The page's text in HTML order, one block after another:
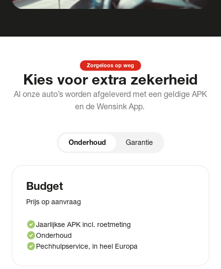
Zorgeloos op weg
Kies voor extra zekerheid
Al onze auto’s worden afgeleverd met een geldige APK
en de Wensink App.
Onderhoud Garantie
Budget
Prijs op aanvraag
check_circleJaarlijkse APK incl. roetmeting
check_circleOnderhoud
check_circlePechhulpservice, in heel Europa